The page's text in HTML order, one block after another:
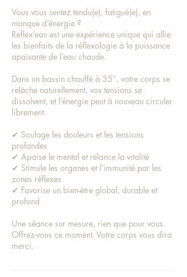
Vous vous sentez tendu(e), fatigué(e), en
manque d’énergie ?
Reflex’eau est une expérience unique qui allie
les bienfaits de la réflexologie à la puissance
apaisante de l’eau chaude.
Dans un bassin chauffé à 35°, votre corps se
relâche naturellement, vos tensions se
dissolvent, et l’énergie peut à nouveau circuler
librement.
✔ Soulage les douleurs et les tensions
profondes
✔ Apaise le mental et relance la vitalité
✔ Stimule les organes et l’immunité par les
zones réflexes
✔ Favorise un bien-être global, durable et
profond
Une séance sur mesure, rien que pour vous.
Offrez-vous ce moment. Votre corps vous dira
merci.